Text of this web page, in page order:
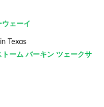
ェーイ
Texas
ーム バーキン ツェークサ